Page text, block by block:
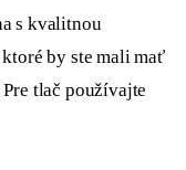
s kvalitnou
by ste mali mať
tlač používajte